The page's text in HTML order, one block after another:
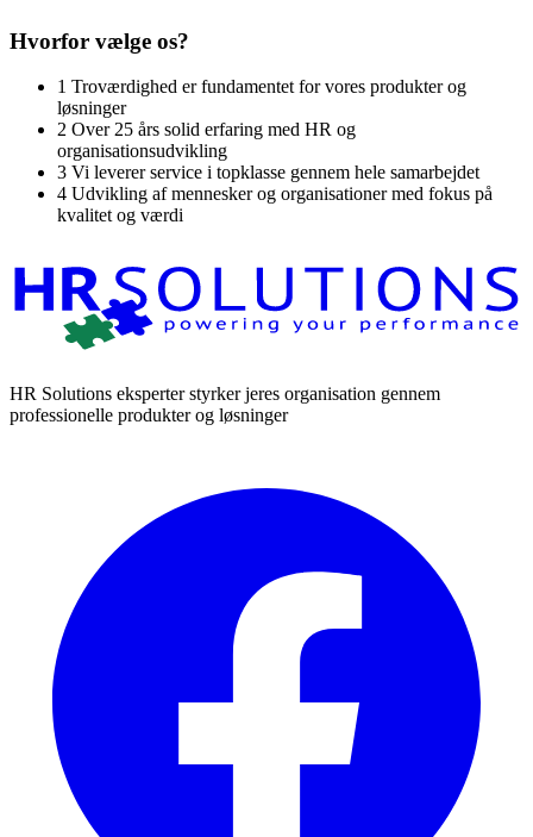
Hvorfor vælge os?
1 Troværdighed er fundamentet for vores produkter og
løsninger
2 Over 25 års solid erfaring med HR og
organisationsudvikling
3 Vi leverer service i topklasse gennem hele samarbejdet
4 Udvikling af mennesker og organisationer med fokus på
kvalitet og værdi
HR Solutions eksperter styrker jeres organisation gennem
professionelle produkter og løsninger